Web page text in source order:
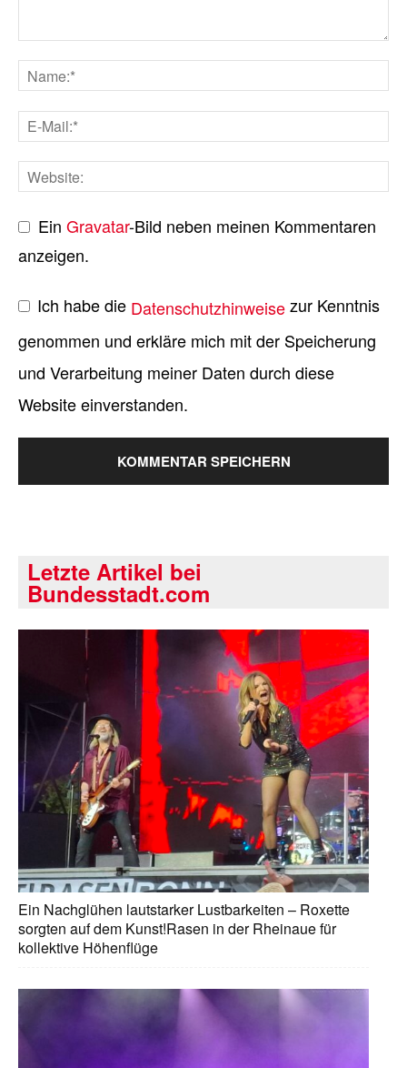
EinGravatar-Bild neben meinen Kommentaren
anzeigen.
Ich habe die Datenschutzhinweisezur Kenntnis
genommen und erkläre mich mit der Speicherung
und Verarbeitung meiner Daten durch diese
Website einverstanden.
Letzte Artikel bei
Bundesstadt.com
Ein Nachglühen lautstarker Lustbarkeiten – Roxette
sorgten auf dem Kunst!Rasen in der Rheinaue für
kollektive Höhenflüge